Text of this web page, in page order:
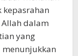
dalam
yang
menunjukkan